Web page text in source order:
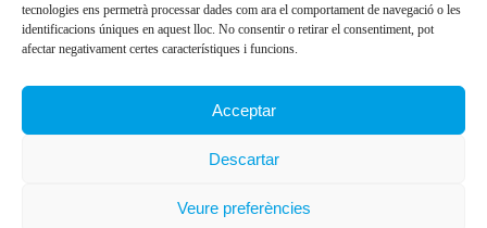
tecnologies ens permetrà processar dades com ara el comportament de navegació o les
identificacions úniques en aquest lloc. No consentir o retirar el consentiment, pot
afectar negativament certes característiques i funcions.
Acceptar
Descartar
Veure preferències
Presidència